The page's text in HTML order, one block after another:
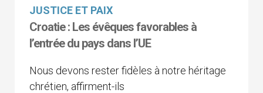
JUSTICE ET PAIX
Croatie : Les évêques favorables à
l’entrée du pays dans l’UE
Nous devons rester fidèles à notre héritage
chrétien, affirment-ils